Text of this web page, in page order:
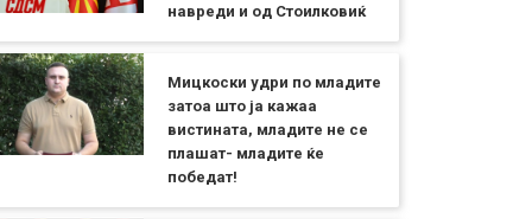
навреди и од Стоилковиќ
Мицкоски удри по младите
затоа што ја кажаа
вистината, младите не се
плашат- младите ќе
победат!